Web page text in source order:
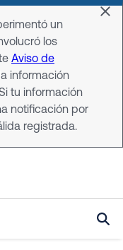
un
los
Aviso de
información
tu información
notificación por
registrada.